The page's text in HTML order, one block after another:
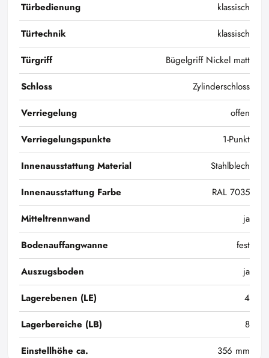
Türbedienung
klassisch
Türtechnik
klassisch
Türgriff
Bügelgriff Nickel matt
Schloss
Zylinderschloss
Verriegelung
offen
Verriegelungspunkte
1-Punkt
Innenausstattung Material
Stahlblech
Innenausstattung Farbe
RAL 7035
Mitteltrennwand
ja
Bodenauffangwanne
fest
Auszugsboden
ja
Lagerebenen (LE)
4
Lagerbereiche (LB)
8
Einstellhöhe ca.
356 mm